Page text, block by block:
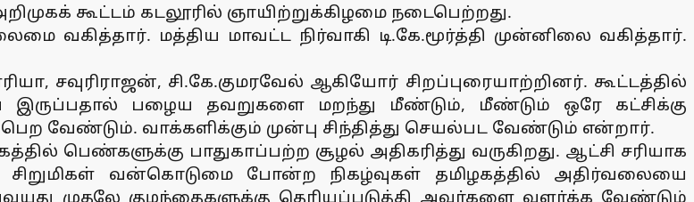
கூட்டம் கடலூரில் ஞாயிற்றுக்கிழமை நடைபெற்றது.
வகித்தார். மத்திய மாவட்ட நிர்வாகி டி.கே.மூர்த்தி முன்னிலை வகித்தார்.
சவுரிராஜன், சி.கே.குமரவேல் ஆகியோர் சிறப்புரையாற்றினர். கூட்டத்தில்
இருப்பதால் பழைய தவறுகளை மறந்து மீண்டும், மீண்டும் ஒரே கட்சிக்கு
வேண்டும். வாக்களிக்கும் முன்பு சிந்தித்து செயல்பட வேண்டும் என்றார்.
பெண்களுக்கு பாதுகாப்பற்ற சூழல் அதிகரித்து வருகிறது. ஆட்சி சரியாக
வன்கொடுமை போன்ற நிகழ்வுகள் தமிழகத்தில் அதிர்வலையை
முதலே குழந்தைகளுக்கு தெரியப்படுத்தி அவர்களை வளர்க்க வேண்டும்